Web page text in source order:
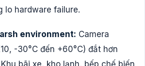
lo hardware failure.
environment: Camera
-30°C đến +60°C) đắt hơn
bãi xe, kho lạnh, bếp chế biến